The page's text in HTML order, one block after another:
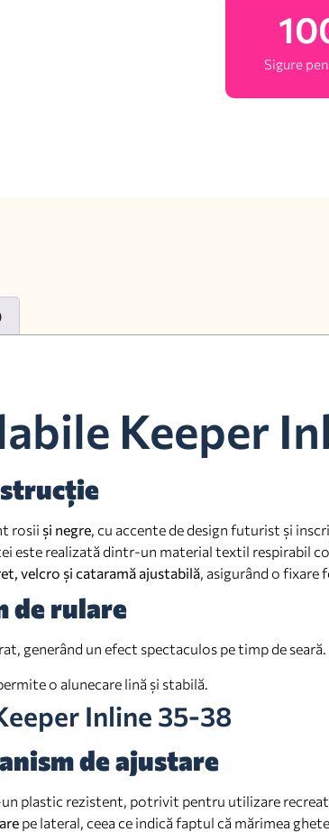
Sigure
Keeper
rosii și negre, cu accente de design futurist și
este realizată dintr-un material textil respirabil
velcro și cataramă ajustabilă, asigurând o fixare
de rulare
generând un efect spectaculos pe timp de seară.
o alunecare lină și stabilă.
Inline 35-38
de ajustare
plastic rezistent, potrivit pentru utilizare
pe lateral, ceea ce indică faptul că mărimea